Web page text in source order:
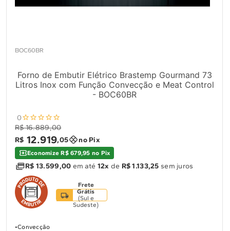
BOC60BR
Forno de Embutir Elétrico Brastemp Gourmand 73
Litros Inox com Função Convecção e Meat Control
- BOC60BR
0
R$ 16.889,00
R$ 12.919,05 no Pix
Economize R$ 679,95 no Pix
R$ 13.599,00 em até 12x de R$ 1.133,25 sem juros
Frete
Grátis
(Sul e
Sudeste)
Convecção